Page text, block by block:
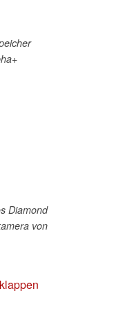
Diamond
von